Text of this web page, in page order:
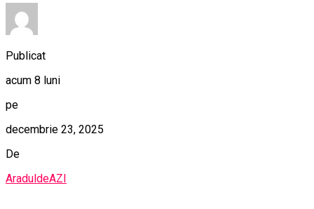
Publicat
acum 8 luni
pe
decembrie 23, 2025
De
AraduldeAZI